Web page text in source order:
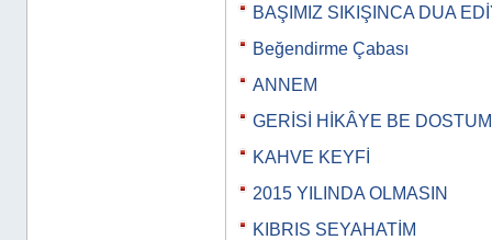
BAŞIMIZ SIKIŞINCA DUA
Beğendirme Çabası
ANNEM
GERİSİ HİKÂYE BE DOSTUM
KAHVE KEYFİ
2015 YILINDA OLMASIN
KIBRIS SEYAHATİM